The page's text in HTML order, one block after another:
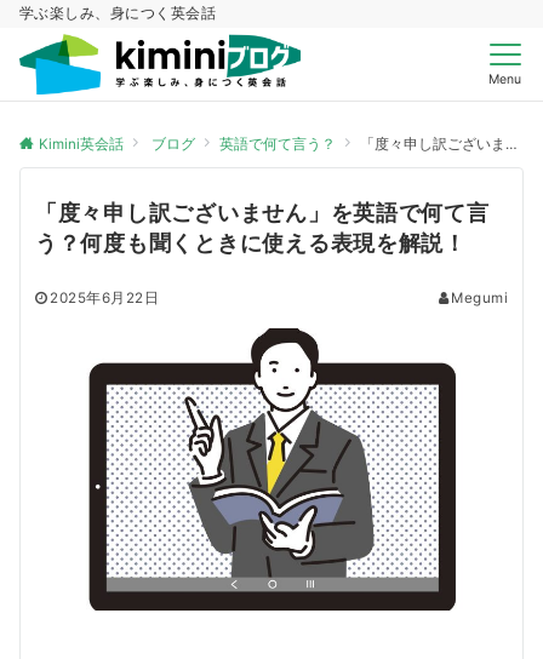
学ぶ楽しみ、身につく英会話
Menu
Kimini英会話 ブログ 英語で何て言う？ 「度々申し訳ございません」を英語で何て言う？何度も聞くときに使える表現を解説！
「度々申し訳ございません」を英語で何て言
う？何度も聞くときに使える表現を解説！
2025年6月22日 Megumi